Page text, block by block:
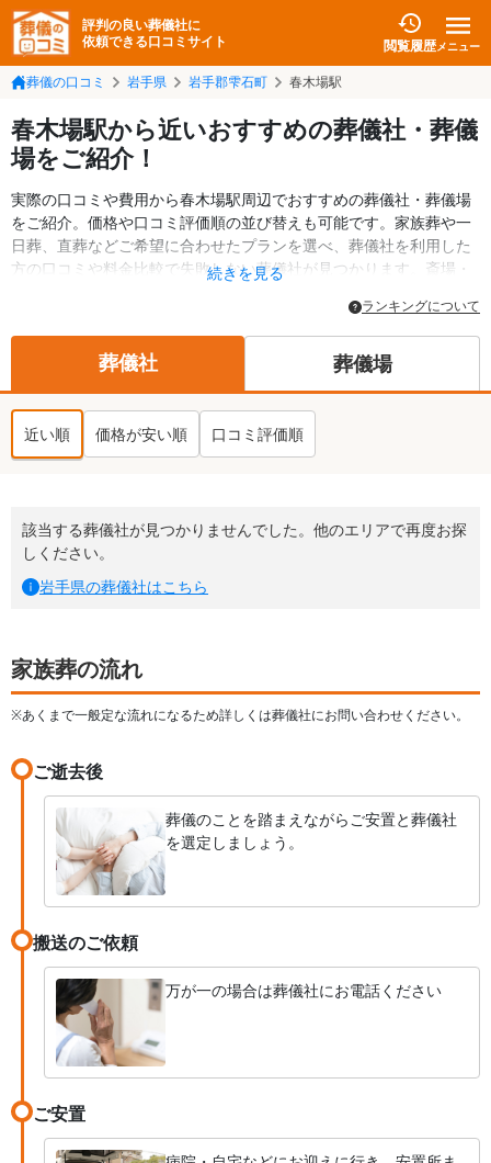
評判の良い葬儀社に
依頼できる口コミサイト
閲覧履歴メニュー
葬儀の口コミ 岩手県 岩手郡雫石町 春木場駅
春木場駅から近いおすすめの葬儀社・葬儀
場をご紹介！
実際の口コミや費用から春木場駅周辺でおすすめの葬儀社・葬儀場
をご紹介。価格や口コミ評価順の並び替えも可能です。家族葬や一
日葬、直葬などご希望に合わせたプランを選べ、葬儀社を利用した
方の口コミや料金比較で失敗しない葬儀社が見つかります。斎場・
ての情報も掲載しています。24時間の相談受付で深夜・早朝でも対
応可能です。
続きを見る
ランキングについて
葬儀社 葬儀場
近い順 価格が安い順 口コミ評価順
該当する葬儀社が見つかりませんでした。他のエリアで再度お探
しください。
岩手県の葬儀社はこちら
家族葬の流れ
※あくまで一般定な流れになるため詳しくは葬儀社にお問い合わせください。
ご逝去後
葬儀のことを踏まえながらご安置と葬儀社
を選定しましょう。
搬送のご依頼
万が一の場合は葬儀社にお電話ください
ご安置